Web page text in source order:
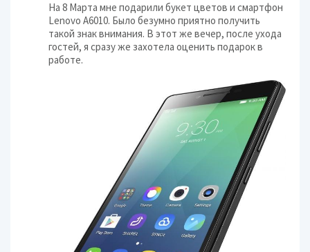
На 8 Марта мне подарили букет цветов и смартфон
Lenovo A6010. Было безумно приятно получить
такой знак внимания. В этот же вечер, после ухода
гостей, я сразу же захотела оценить подарок в
работе.